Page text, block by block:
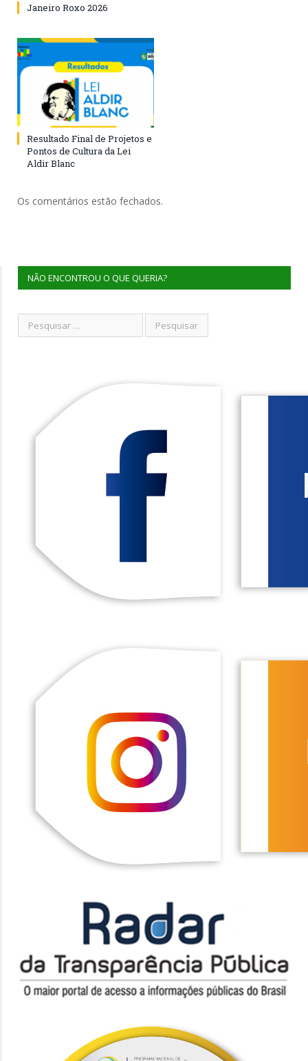
Janeiro Roxo 2026
Resultado Final de Projetos e
Pontos de Cultura da Lei
Aldir Blanc
Os comentários estão fechados.
NÃO ENCONTROU O QUE QUERIA?